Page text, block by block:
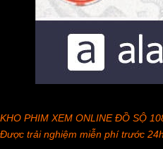
KHO PHIM XEM ONLINE ĐỒ SỘ
Được trải nghiệm miễn phí trước